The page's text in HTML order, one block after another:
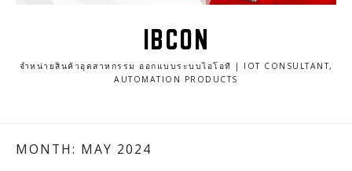
IBCON
จำหน่ายสินค้าอุตสาหกรรม ออกแบบระบบไอโอที | IOT CONSULTANT,
AUTOMATION PRODUCTS
MONTH: MAY 2024